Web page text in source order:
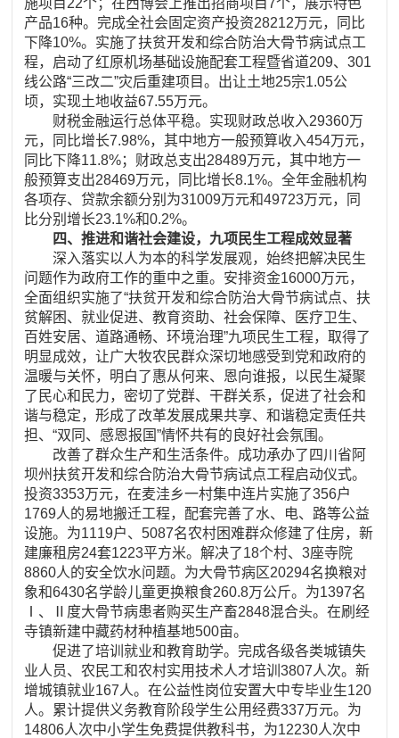
产品16种。完成全社会固定资产投资28212万元，同比
下降10%。实施了扶贫开发和综合防治大骨节病试点工
程，启动了红原机场基础设施配套工程暨省道209、301
线公路“三改二”灾后重建项目。出让土地25宗1.05公
顷，实现土地收益67.55万元。
财税金融运行总体平稳。实现财政总收入29360万
元，同比增长7.98%，其中地方一般预算收入454万元，
同比下降11.8%；财政总支出28489万元，其中地方一
般预算支出28469万元，同比增长8.1%。全年金融机构
各项存、贷款余额分别为31009万元和49723万元，同
比分别增长23.1%和0.2%。
四、推进和谐社会建设，九项民生工程成效显著
深入落实以人为本的科学发展观，始终把解决民生
问题作为政府工作的重中之重。安排资金16000万元，
全面组织实施了“扶贫开发和综合防治大骨节病试点、扶
贫解困、就业促进、教育资助、社会保障、医疗卫生、
百姓安居、道路通畅、环境治理”九项民生工程，取得了
明显成效，让广大牧农民群众深切地感受到党和政府的
温暖与关怀，明白了惠从何来、恩向谁报，以民生凝聚
了民心和民力，密切了党群、干群关系，促进了社会和
谐与稳定，形成了改革发展成果共享、和谐稳定责任共
担、“双同、感恩报国”情怀共有的良好社会氛围。
改善了群众生产和生活条件。成功承办了四川省阿
坝州扶贫开发和综合防治大骨节病试点工程启动仪式。
投资3353万元，在麦洼乡一村集中连片实施了356户
1769人的易地搬迁工程，配套完善了水、电、路等公益
设施。为1119户、5087名农村困难群众修建了住房，新
建廉租房24套1223平方米。解决了18个村、3座寺院
8860人的安全饮水问题。为大骨节病区20294名换粮对
象和6430名学龄儿童更换粮食260.8万公斤。为1397名
Ⅰ、Ⅱ度大骨节病患者购买生产畜2848混合头。在刷经
寺镇新建中藏药材种植基地500亩。
促进了培训就业和教育助学。完成各级各类城镇失
业人员、农民工和农村实用技术人才培训3807人次。新
增城镇就业167人。在公益性岗位安置大中专毕业生120
人。累计提供义务教育阶段学生公用经费337万元。为
14806人次中小学生免费提供教科书，为12230人次中